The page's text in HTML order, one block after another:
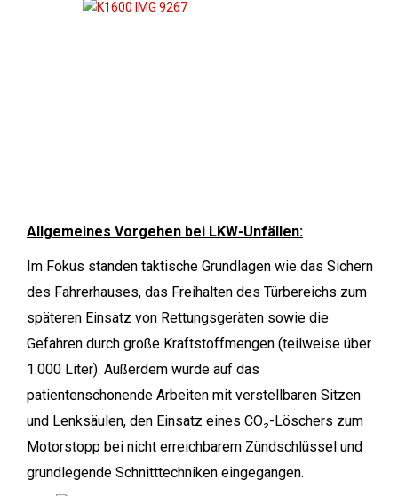
Allgemeines Vorgehen bei LKW-Unfällen:
Im Fokus standen taktische Grundlagen wie das Sichern
des Fahrerhauses, das Freihalten des Türbereichs zum
späteren Einsatz von Rettungsgeräten sowie die
Gefahren durch große Kraftstoffmengen (teilweise über
1.000 Liter). Außerdem wurde auf das
patientenschonende Arbeiten mit verstellbaren Sitzen
und Lenksäulen, den Einsatz eines CO₂-Löschers zum
Motorstopp bei nicht erreichbarem Zündschlüssel und
grundlegende Schnitttechniken eingegangen.